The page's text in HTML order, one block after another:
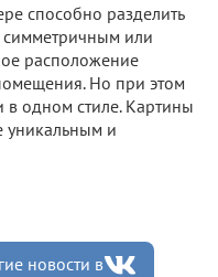
способно разделить
симметричным или
расположение
Но при этом
в одном стиле. Картины
уникальным и
новости в